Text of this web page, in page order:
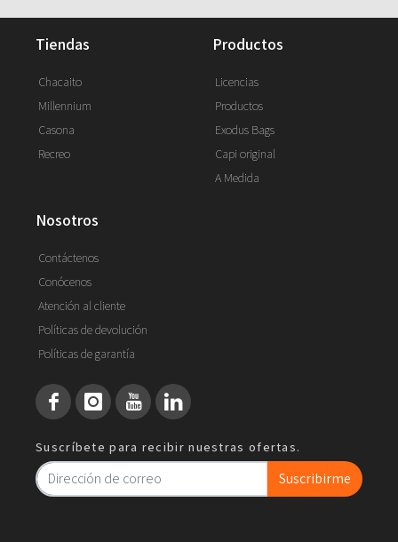
tiendas
Chacaito
Millennium
Casona
Recreo
productos
Licencias
Productos
Exodus Bags
Capi original
A Medida
nosotros
Contáctenos
Conócenos
Atención al cliente
Políticas de devolución
Políticas de garantía
Suscríbete para recibir nuestras ofertas.
Suscribirme